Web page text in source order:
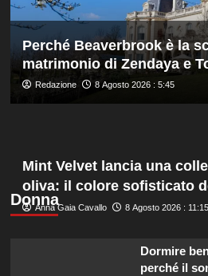
Shang
in
tre
set
Perché Beaverbrook è la
matrimonio di Zendaya e
Redazione 8 Agosto 2026 : 5:45
Donna
Mint Velvet lancia una
oliva: il colore sofisticato
Anna Gaia Cavallo 8 Agosto 2026 : 11:15
Dormire
perché il